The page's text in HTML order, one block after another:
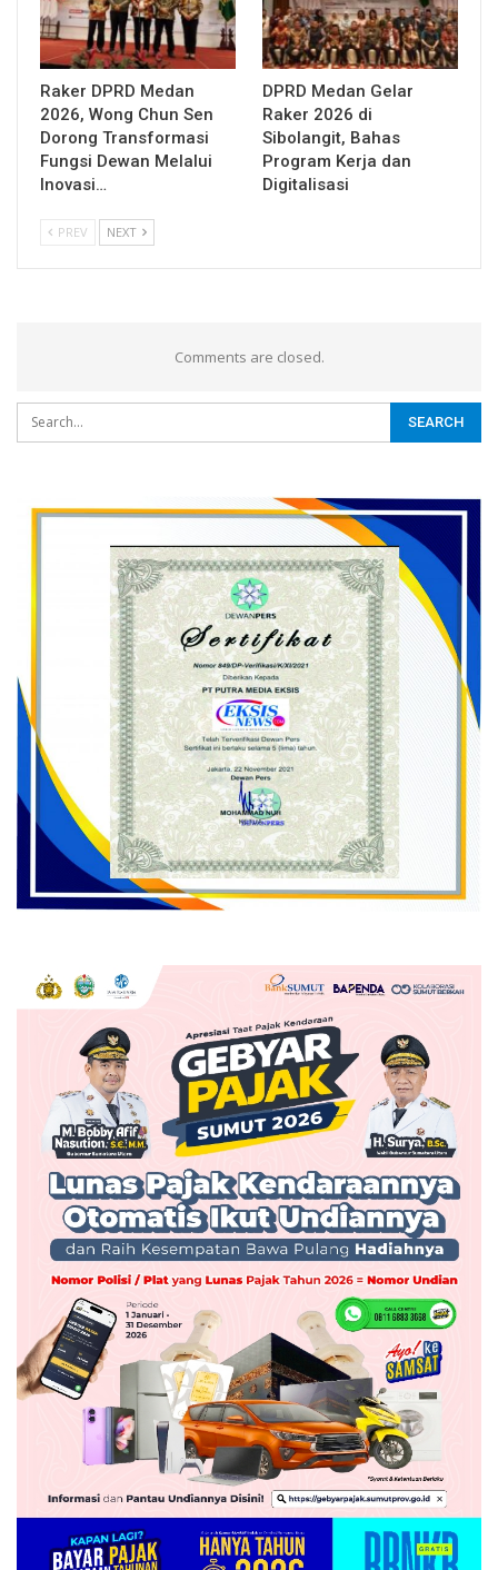
Raker DPRD Medan
2026, Wong Chun Sen
Dorong Transformasi
Fungsi Dewan Melalui
Inovasi…
DPRD Medan Gelar
Raker 2026 di
Sibolangit, Bahas
Program Kerja dan
Digitalisasi
PREV NEXT
Comments are closed.